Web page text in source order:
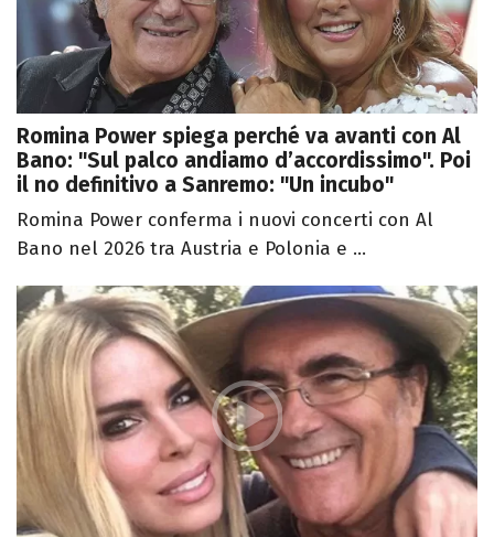
Romina Power spiega perché va avanti con Al
Bano: "Sul palco andiamo d’accordissimo". Poi
il no definitivo a Sanremo: "Un incubo"
Romina Power conferma i nuovi concerti con Al
Bano nel 2026 tra Austria e Polonia e ...